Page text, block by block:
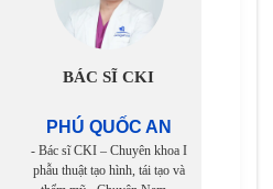
BÁC SĨ CKI
PHÚ QUỐC AN
- Bác sĩ CKI – Chuyên khoa I
phẫu thuật tạo hình, tái tạo và